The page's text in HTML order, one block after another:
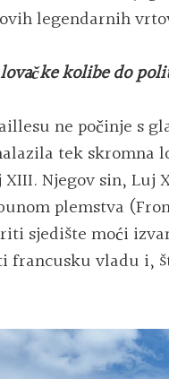
legendarnih
kolibe do
ne počinje s
tek
Njegov sin, Luj
plemstva
sjedište moći
francusku vladu i,